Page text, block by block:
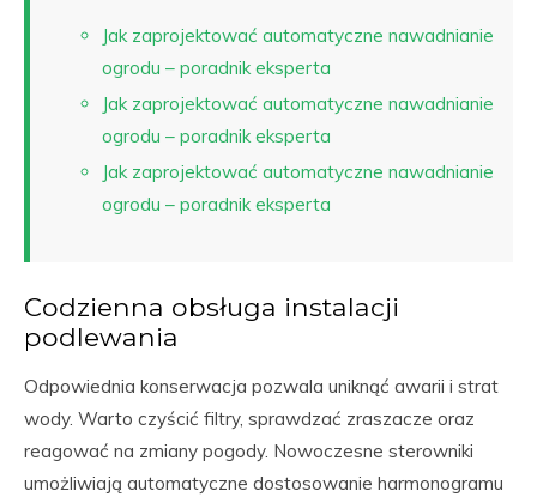
Jak zaprojektować automatyczne nawadnianie
ogrodu – poradnik eksperta
Jak zaprojektować automatyczne nawadnianie
ogrodu – poradnik eksperta
Jak zaprojektować automatyczne nawadnianie
ogrodu – poradnik eksperta
Codzienna obsługa instalacji
podlewania
Odpowiednia konserwacja pozwala uniknąć awarii i strat
wody. Warto czyścić filtry, sprawdzać zraszacze oraz
reagować na zmiany pogody. Nowoczesne sterowniki
umożliwiają automatyczne dostosowanie harmonogramu